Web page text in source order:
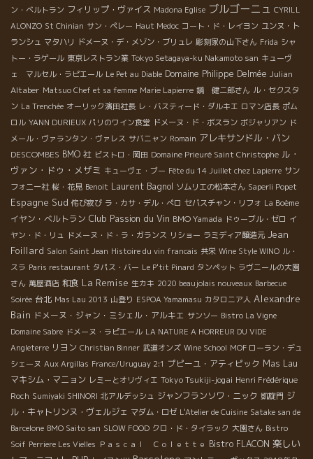
ン・ベルトラン フィリップ・ヴァイス Madona Eglise ブルゴーニュ CYRILL
ALONZO St Chinian サン・ペレー Haut Medoc コート・ド・レイヨン ユンヌ・ト
ランシュ マタハリ ドメーヌ・デ・メゾン・ブリュレ 彫刻家の山下さん Frida シャ
トー・ラゲール 東京レストラン業 Tokyo Setagaya-ku Nakamoto san キューヴ
ェ マルセル・ラピエール Le Pet au Diable Domaine Philippe Delmée Julian
Altaber Matsuo Chef et sa femme Marie Lapierre 鏡 健二郎さん ル・セクスタ
ン La Trenchée オーリック濱田社長 レ・バスティード・ダルキエ ロマン店長 ポム
ロル YANN DURIEUX パリのワイン食堂 ドメーヌ・ド・ボスラン ボジャリアン ド
メール・ヴァランタン・ヴァレス サバニャン Romain アレキサンドル・バン
DESCOMBES BMO 社 ビストロ・岡田 Domaine Prieuré Saint Christophe ル・
ヴァン・ドゥ・メザミ キューヴェ・ブー Fête du 14 Juillet chez Lapierre サン
フォニー社 桜・花見 Benoit Laurent Bagnol ソムリエの松本さん Saperli Popet
Espagne Sud 侘び寂び ラ・カサ・デル・ぺロ セバスチャン・リフォ La Boème
イヤン・ベルトラン Club Passion du Vin BMO Yamada ドゥーブル・ゼロ イ
ヤン・ド・リュ ドメーヌ・ド・ラ・ガランス リショー ラミディア醸造元 Jean
Foillard Salon Saint Jean Histoire du vin francais 共栄 Wine Style WINO ル・
スラ Paris restaurant タパス・バー Le P'tit Pinard タンペット ラヴニールの大園
さん 萬屋酒店 和食 La Remise 生カキ 2020 beaujolais nouveaux Barbecue
Soirée 台北 Mas Lau 2013 山登り ESPOA Yamamasu カタロニア人 Alexandre
Bain ドメーヌ・ジャン・ミシェル・アルキエ サンソー Bistro La Vigne
Domaine Sabre ドメーヌ・ラピエール LA NATURE A HORREUR DU VIDE
Angleterre リヨン Christian Binner 武道オンズ Wine School MOF ローラン・デュ
シェーヌ Aux Argillas France/Uruguay 2:1 プピーユ・アティピック Mas Lau
マキシム・マニョン レミーとオリヴィエ Tokyo Tsukiji-jogai Henri Frédérique
Roch Sumiyaki SHINORI 北アルデッシュ ジャンフランソワ・ニック 凱旋門 ジ
ル・キャトリンヌ・ヴェルジェ マダム・ロゼ L'Atelier de Cuisine Satake san de
Barcelone BMO Saito san SLOW FOOD クロ・ド・タイラック 大園さん Bistro
Soif Perriere Les Vielles Ｐａｓｃａｌ Ｃｏｌｅｔｔｅ Bistro FLACON 楽しい